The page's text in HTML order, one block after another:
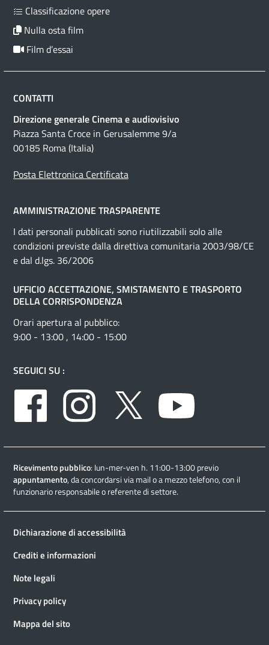
Classificazione opere
Nulla osta film
Film d’essai
CONTATTI
Direzione generale Cinema e audiovisivo
Piazza Santa Croce in Gerusalemme 9/a
00185 Roma (Italia)
Posta Elettronica Certificata
AMMINISTRAZIONE TRASPARENTE
I dati personali pubblicati sono riutilizzabili solo alle
condizioni previste dalla direttiva comunitaria 2003/98/CE
e dal d.lgs. 36/2006
UFFICIO ACCETTAZIONE, SMISTAMENTO E TRASPORTO
DELLA CORRISPONDENZA
Orari apertura al pubblico:
9:00 - 13:00 , 14:00 - 15:00
SEGUICI SU :
Facebook
Instagram Twitter
Ricevimento pubblico: lun-mer-ven h. 11:00-13:00 previo
appuntamento, da concordarsi via mail o a mezzo telefono, con il
funzionario responsabile o referente di settore.
Dichiarazione di accessibilità
Crediti e informazioni
Note legali
Privacy policy
Mappa del sito